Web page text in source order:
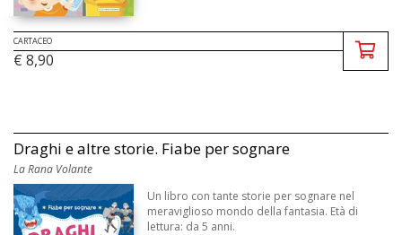
CARTACEO
€ 8,90
Draghi e altre storie. Fiabe per sognare
La Rana Volante
Un libro con tante storie per sognare nel
meraviglioso mondo della fantasia. Età di
lettura: da 5 anni.